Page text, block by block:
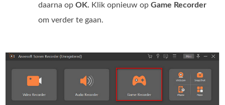
daarna opOK. Klik opnieuw opGame Recorder
om verder te gaan.